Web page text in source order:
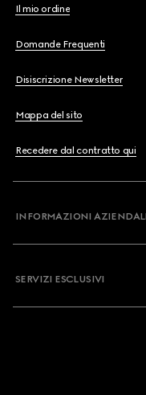
Il mio ordine
Domande Frequenti
Disiscrizione Newsletter
Mappa del sito
Recedere dal contratto qui
INFORMAZIONI AZIENDALI
SERVIZI ESCLUSIVI